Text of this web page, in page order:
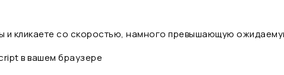
и кликаете со скоростью, намного превышающую
в вашем браузере